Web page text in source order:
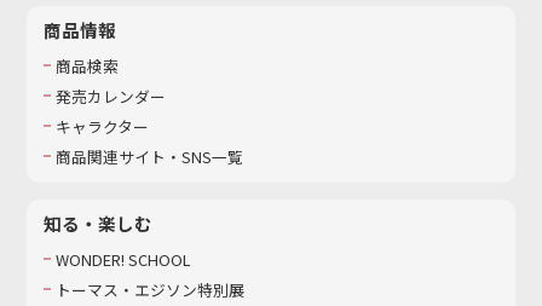
商品情報
商品検索
発売カレンダー
キャラクター
商品関連サイト・SNS一覧
知る・楽しむ
WONDER! SCHOOL
トーマス・エジソン特別展